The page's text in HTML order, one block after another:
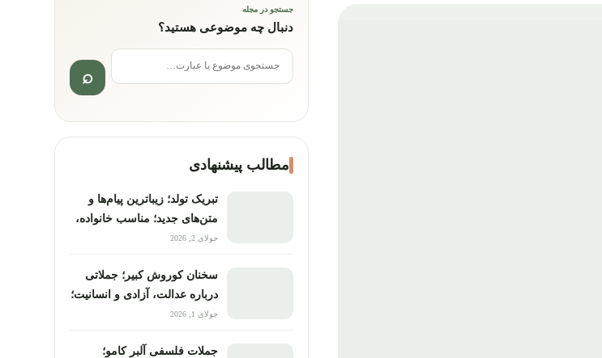
جستجو در مجله
دنبال چه موضوعی هستید؟
جستجو برای:
مطالب پیشنهادی
تبریک تولد؛ زیباترین پیام‌ها و
متن‌های جدید؛ مناسب خانواده،
دوستان و همکاران
جولای 2, 2026
سخنان کوروش کبیر؛ جملاتی
درباره عدالت، آزادی و انسانیت؛
ماندگارترین نقل‌قول‌های
جولای 1, 2026
جملات فلسفی آلبر کامو؛